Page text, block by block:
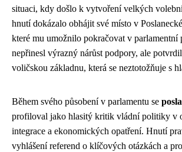
situaci, kdy došlo k vytvoření velkých
hnutí dokázalo obhájit své místo v
které mu umožnilo pokračovat v parlamentní
nepřinesl výrazný nárůst podpory, ale
voličskou základnu, která se neztotožňuje s
Během svého působení v parlamentu se
profiloval jako hlasitý kritik vládní politiky v
integrace a ekonomických opatření. Hnutí
vyhlášení referend o klíčových otázkách a